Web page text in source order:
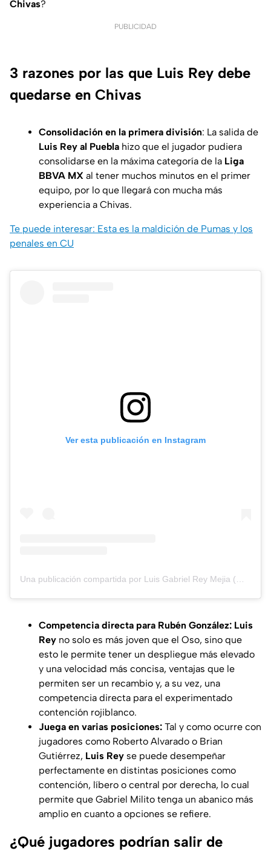
Chivas?
PUBLICIDAD
3 razones por las que Luis Rey debe
quedarse en Chivas
Consolidación en la primera división: La salida de
Luis Rey al Puebla hizo que el jugador pudiera
consolidarse en la máxima categoría de la Liga
BBVA MX al tener muchos minutos en el primer
equipo, por lo que llegará con mucha más
experiencia a Chivas.
Te puede interesar: Esta es la maldición de Pumas y los
penales en CU
Ver esta publicación en Instagram
Una publicación compartida por Luis Gabriel Rey Mejia (@luis.reymejia)
Competencia directa para Rubén González: Luis
Rey no solo es más joven que el Oso, sino que
esto le permite tener un despliegue más elevado
y una velocidad más concisa, ventajas que le
permiten ser un recambio y, a su vez, una
competencia directa para el experimentado
contención rojiblanco.
Juega en varias posiciones: Tal y como ocurre con
jugadores como Roberto Alvarado o Brian
Gutiérrez, Luis Rey se puede desempeñar
perfectamente en distintas posiciones como
contención, líbero o central por derecha, lo cual
permite que Gabriel Milito tenga un abanico más
amplio en cuanto a opciones se refiere.
¿Qué jugadores podrían salir de